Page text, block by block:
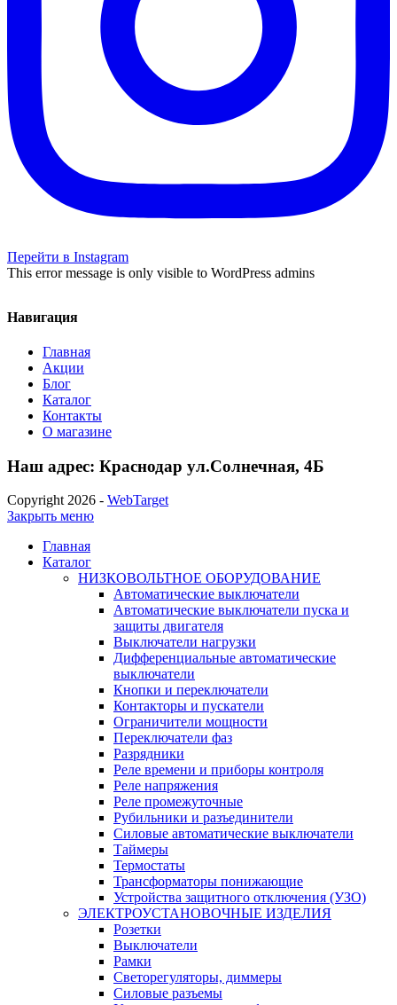
Перейти в Instagram
This error message is only visible to WordPress admins
Навигация
Главная
Акции
Блог
Каталог
Контакты
О магазине
Наш адрес: Краснодар ул.Солнечная, 4Б
Copyright 2026 - WebTarget
Закрыть меню
Главная
Каталог
НИЗКОВОЛЬТНОЕ ОБОРУДОВАНИЕ
Автоматические выключатели
Автоматические выключатели пуска и
защиты двигателя
Выключатели нагрузки
Дифференциальные автоматические
выключатели
Кнопки и переключатели
Контакторы и пускатели
Ограничители мощности
Переключатели фаз
Разрядники
Реле времени и приборы контроля
Реле напряжения
Реле промежуточные
Рубильники и разъединители
Силовые автоматические выключатели
Таймеры
Термостаты
Трансформаторы понижающие
Устройства защитного отключения (УЗО)
ЭЛЕКТРОУСТАНОВОЧНЫЕ ИЗДЕЛИЯ
Розетки
Выключатели
Рамки
Светорегуляторы, диммеры
Силовые разъемы